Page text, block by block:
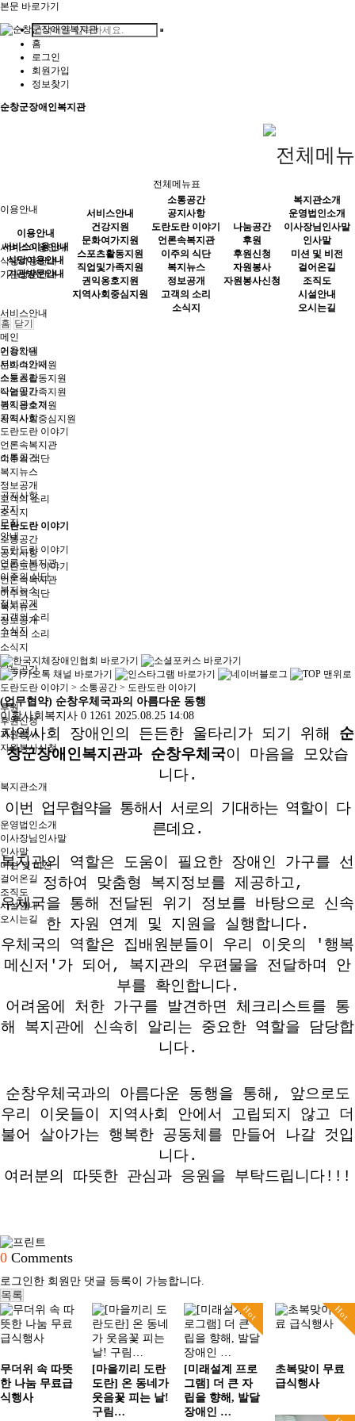
본문 바로가기
홈
로그인
회원가입
정보찾기
순창군장애인복지관
이용안내
서비스이용안내
식당이용안내
기관방문안내
서비스안내
건강지원
문화여가지원
스포츠활동지원
직업및가족지원
권익옹호지원
지역사회중심지원
소통공간
공지사항
공지
모집
안내
도란도란 이야기
언론속복지관
이주의 식단
복지뉴스
정보공개
고객의 소리
소식지
나눔공간
후원
후원신청
자원봉사
자원봉사신청
복지관소개
운영법인소개
이사장님인사말
인사말
미션 및 비전
걸어온길
조직도
시설안내
오시는길
전체메뉴표
이용안내
서비스이용안내
식당이용안내
기관방문안내
서비스안내
건강지원
문화여가지원
스포츠활동지원
직업및가족지원
권익옹호지원
지역사회중심지원
소통공간
공지사항
도란도란 이야기
언론속복지관
이주의 식단
복지뉴스
정보공개
고객의 소리
소식지
나눔공간
후원
후원신청
자원봉사
자원봉사신청
복지관소개
운영법인소개
이사장님인사말
인사말
미션 및 비전
걸어온길
조직도
시설안내
오시는길
홈 닫기
메인
이용안내
서비스안내
소통공간
나눔공간
복지관소개
공지사항
도란도란 이야기
언론속복지관
이주의 식단
복지뉴스
정보공개
고객의 소리
소식지
도란도란 이야기
소통공간
공지사항
도란도란 이야기
언론속복지관
이주의 식단
복지뉴스
정보공개
고객의 소리
소식지
도란도란 이야기 > 소통공간 > 도란도란 이야기
(업무협약) 순창우체국과의 아름다운 동행
이활사회복지사 0 1261 2025.08.25 14:08
지역사회 장애인의 든든한 울타리가 되기 위해 순
창군장애인복지관과 순창우체국이 마음을 모았습
니다.
이번 업무협약을 통해서 서로의 기대하는 역할이 다
른데요.
복지관의 역할은 도움이 필요한 장애인 가구를 선
정하여 맞춤형 복지정보를 제공하고,
우체국을 통해 전달된 위기 정보를 바탕으로 신속
한 자원 연계 및 지원을 실행합니다.
우체국의 역할은 집배원분들이 우리 이웃의 '행복
메신저'가 되어, 복지관의 우편물을 전달하며 안
부를 확인합니다.
어려움에 처한 가구를 발견하면 체크리스트를 통
해 복지관에 신속히 알리는 중요한 역할을 담당합
니다.
순창우체국과의 아름다운 동행을 통해, 앞으로도
우리 이웃들이 지역사회 안에서 고립되지 않고 더
불어 살아가는 행복한 공동체를 만들어 나갈 것입
니다.
여러분의 따뜻한 관심과 응원을 부탁드립니다!!!
0 Comments
로그인한 회원만 댓글 등록이 가능합니다.
목록
무더위 속 따뜻
한 나눔 무료급
식행사
[마을끼리 도란
도란] 온 동네가
웃음꽃 피는 날!
구림…
Hot
[미래설계 프로
그램] 더 큰 자
립을 향해, 발달
장애인 …
Hot
초복맞이 무료
급식행사